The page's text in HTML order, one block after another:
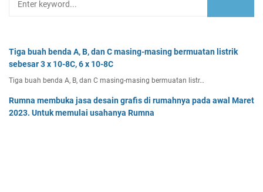
Tiga buah benda A, B, dan C masing-masing bermuatan listrik
sebesar 3 x 10-8C, 6 x 10-8C
Tiga buah benda A, B, dan C masing-masing bermuatan listr…
Rumna membuka jasa desain grafis di rumahnya pada awal Maret
2023. Untuk memulai usahanya Rumna